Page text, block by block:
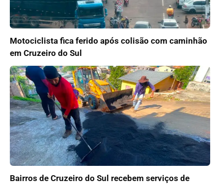
Motociclista fica ferido após colisão com caminhão
em Cruzeiro do Sul
Bairros de Cruzeiro do Sul recebem serviços de